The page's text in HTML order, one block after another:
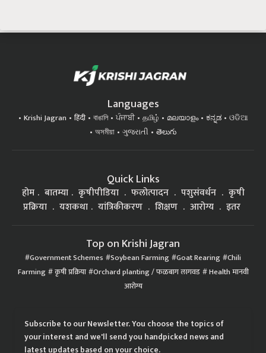
Languages
Krishi Jagran हिंदी বাঙালি ਪੰਜਾਬੀ தமிழ் മലയാളം ಕನ್ನಡ
ଓଡିଆ
অসমীয়া
ગુજરાતી తెలుగు
Quick Links
होम बातम्या कृषीपीडिया फलोत्पादन पशुसंवर्धन
कृषी
प्रक्रिया
यशकथा यांत्रिकीकरण शिक्षण आरोग्य इतर
Top on Krishi Jagran
Government Schemes Soybean Farming Goat Rearing Chili
Farming कृषी प्रक्रिया Orchard planting / फळबाग लागवड Health मानवी
आरोग्य
Subscribe to our Newsletter. You choose the topics of
your interest and we'll send you handpicked news and
latest updates based on your choice.